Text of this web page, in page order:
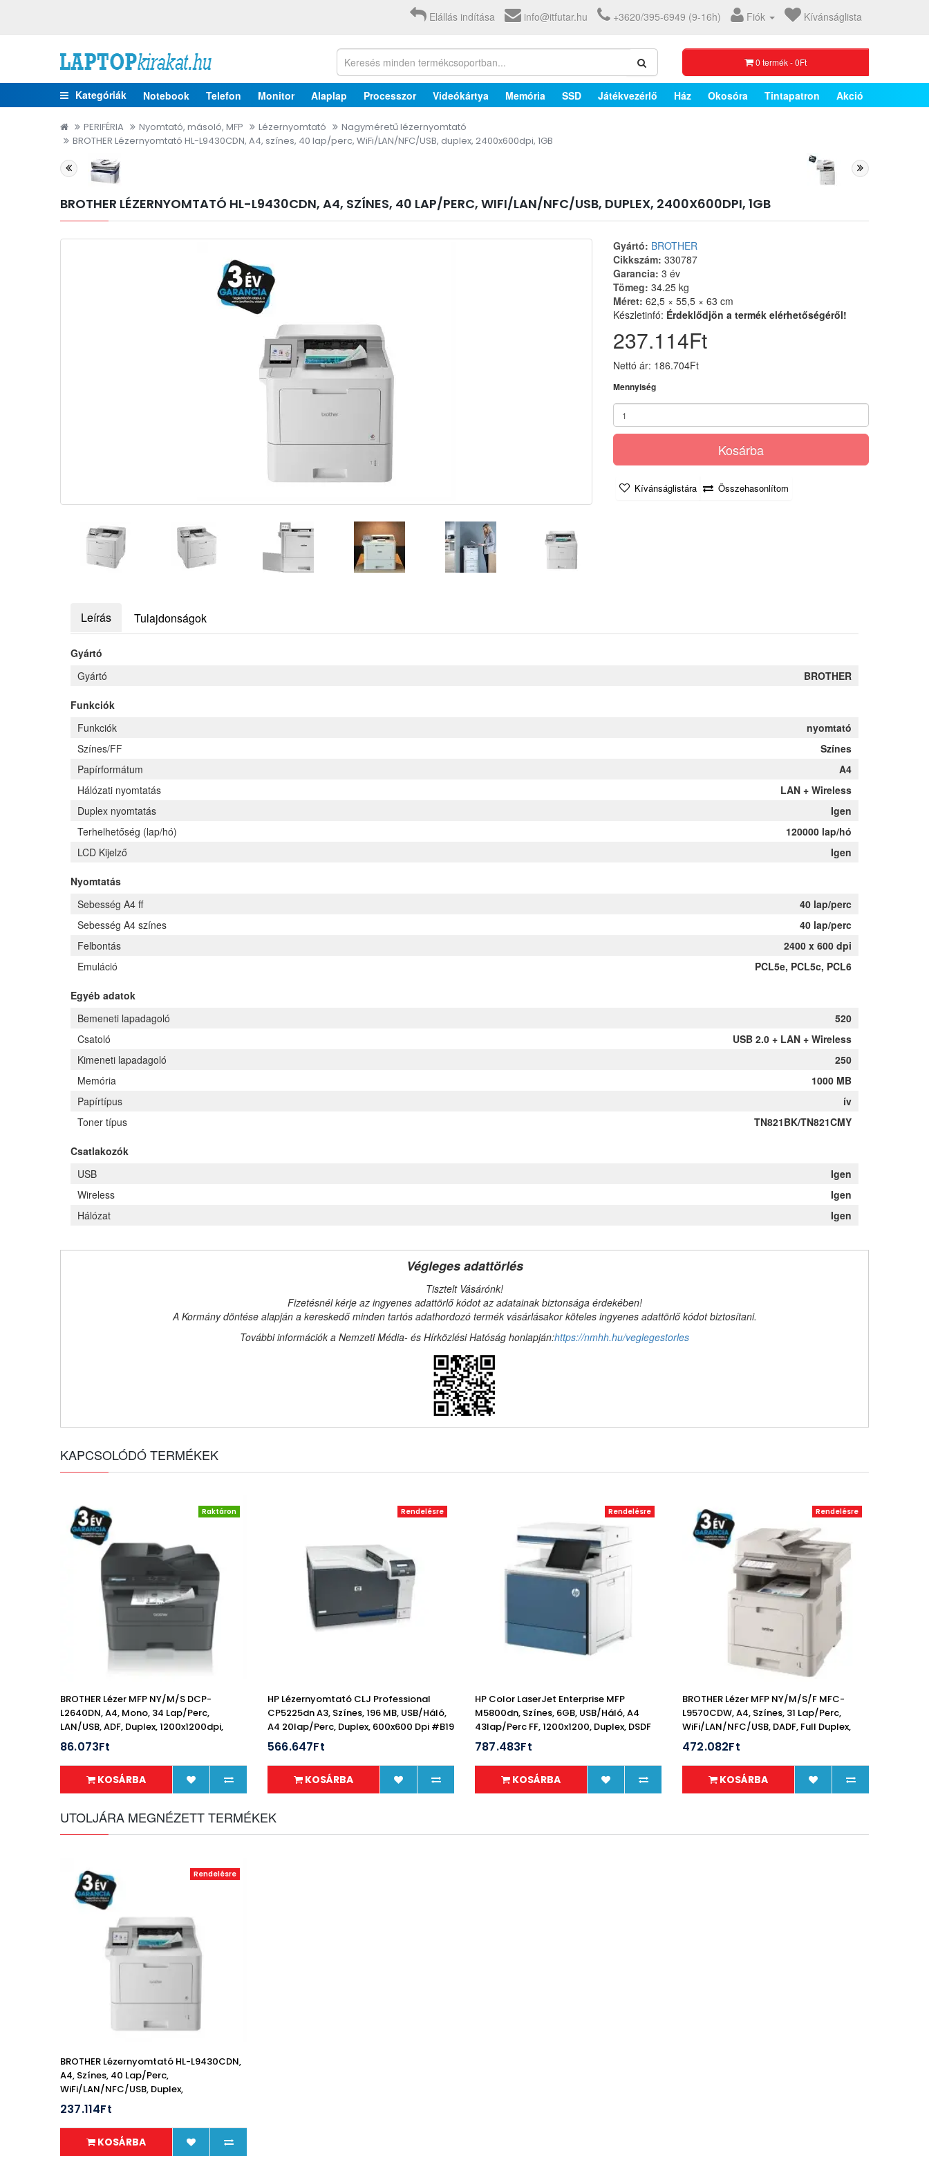
Elállás indítása info@itfutar.hu +3620/395-6949 (9-16h) Fiók Kívánságlista
0 termék - 0Ft
Kategóriák Notebook Telefon Monitor Alaplap Processzor Videókártya Memória SSD Játékvezérlő Ház Okosóra Tintapatron Akció
PERIFÉRIA Nyomtató, másoló, MFP Lézernyomtató
Nagyméretű lézernyomtató
BROTHER Lézernyomtató HL-L9430CDN, A4, színes, 40 lap/perc, WiFi/LAN/NFC/USB, duplex, 2400x600dpi, 1GB
BROTHER LÉZERNYOMTATÓ HL-L9430CDN, A4, SZÍNES, 40 LAP/PERC, WIFI/LAN/NFC/USB, DUPLEX, 2400X600DPI, 1GB
Gyártó: BROTHER
Cikkszám: 330787
Garancia: 3 év
Tömeg: 34.25 kg
Méret: 62,5 × 55,5 × 63 cm
Készletinfó: Érdeklődjön a termék elérhetőségéről!
237.114Ft
Nettó ár: 186.704Ft
Mennyiség
Kosárba
Kívánságlistára Összehasonlítom
Leírás Tulajdonságok
Gyártó
Gyártó
BROTHER
Funkciók
Funkciók
nyomtató
Színes/FF
Színes
Papírformátum
A4
Hálózati nyomtatás
LAN + Wireless
Duplex nyomtatás
Igen
Terhelhetőség (lap/hó)
120000 lap/hó
LCD Kijelző
Igen
Nyomtatás
Sebesség A4 ff
40 lap/perc
Sebesség A4 színes
40 lap/perc
Felbontás
2400 x 600 dpi
Emuláció
PCL5e, PCL5c, PCL6
Egyéb adatok
Bemeneti lapadagoló
520
Csatoló
USB 2.0 + LAN + Wireless
Kimeneti lapadagoló
250
Memória
1000 MB
Papírtípus
ív
Toner típus
TN821BK/TN821CMY
Csatlakozók
USB
Igen
Wireless
Igen
Hálózat
Igen
Végleges adattörlés
Tisztelt Vásárónk!
Fizetésnél kérje az ingyenes adattörlő kódot az adatainak biztonsága érdekében!
A Kormány döntése alapján a kereskedő minden tartós adathordozó termék vásárlásakor köteles ingyenes adattörlő kódot biztosítani.
További információk a Nemzeti Média- és Hírközlési Hatóság honlapján:https://nmhh.hu/veglegestorles
KAPCSOLÓDÓ TERMÉKEK
Raktáron
BROTHER Lézer MFP NY/M/S DCP-
L2640DN, A4, Mono, 34 Lap/perc,
LAN/USB, ADF, Duplex, 1200x1200dpi,
256MB
86.073Ft
KOSÁRBA
Rendelésre
HP Lézernyomtató CLJ Professional
CP5225dn A3, Színes, 196 MB, USB/Háló,
A4 20lap/perc, Duplex, 600x600 Dpi #B19
566.647Ft
KOSÁRBA
Rendelésre
HP Color LaserJet Enterprise MFP
M5800dn, Színes, 6GB, USB/Háló, A4
43lap/perc FF, 1200x1200, Duplex, DSDF
787.483Ft
KOSÁRBA
Rendelésre
BROTHER Lézer MFP NY/M/S/F MFC-
L9570CDW, A4, Színes, 31 Lap/perc,
WiFi/LAN/NFC/USB, DADF, Full Duplex,
2400x600dpi,
472.082Ft
KOSÁRBA
UTOLJÁRA MEGNÉZETT TERMÉKEK
Rendelésre
BROTHER Lézernyomtató HL-L9430CDN,
A4, Színes, 40 Lap/perc,
WiFi/LAN/NFC/USB, Duplex,
2400x600dpi, 1GB
237.114Ft
KOSÁRBA